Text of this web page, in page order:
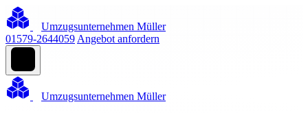
Umzugsunternehmen Müller
01579-2644059 Angebot anfordern
Umzugsunternehmen Müller